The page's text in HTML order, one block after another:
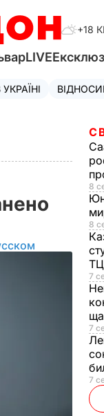
+18
LIVE
8
8
7
7
7